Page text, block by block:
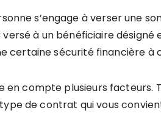
s’engage à verser une
à un bénéficiaire désigné
certaine sécurité financière à
compte plusieurs facteurs.
de contrat qui vous